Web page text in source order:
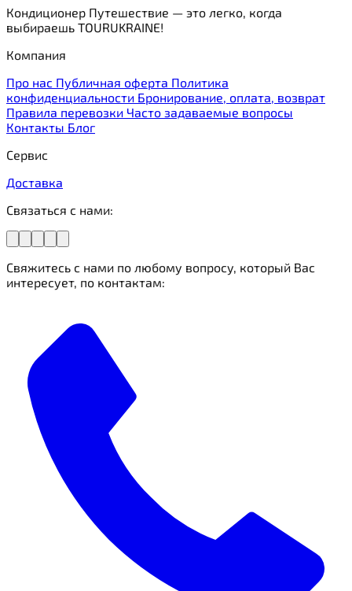
Кондиционер Путешествие — это легко, когда
выбираешь TOURUKRAINE!
Компания
Про нас Публичная оферта Политика
конфиденциальности Бронирование, оплата, возврат
Правила перевозки Часто задаваемые вопросы
Контакты Блог
Сервис
Доставка
Связаться с нами:
Свяжитесь с нами по любому вопросу, который Вас
интересует, по контактам: